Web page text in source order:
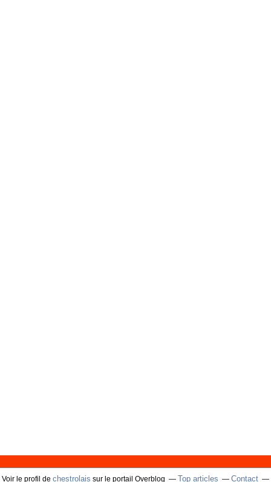
Voir le profil de chestrolais sur le portail Overblog Top articles Contact